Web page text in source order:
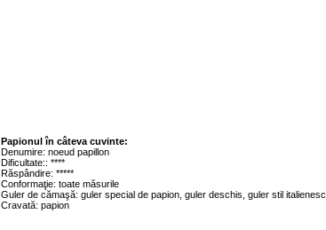
Papionul în câteva cuvinte:
Denumire: noeud papillon
Dificultate:: ****
Răspândire: *****
Conformaţie: toate măsurile
Guler de cămaşă: guler special de papion, guler deschis, guler stil italienesc
Cravată: papion